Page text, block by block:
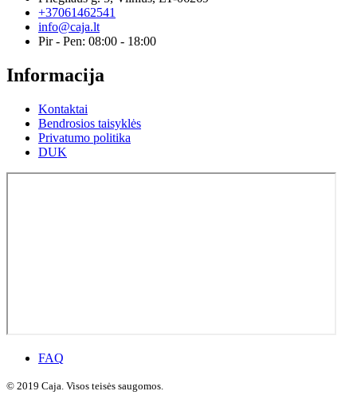
+37061462541
info@caja.lt
Pir - Pen: 08:00 - 18:00
Informacija
Kontaktai
Bendrosios taisyklės
Privatumo politika
DUK
FAQ
© 2019 Caja. Visos teisės saugomos.